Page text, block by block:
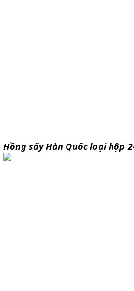
Hồng sấy Hàn Quốc loại hộp